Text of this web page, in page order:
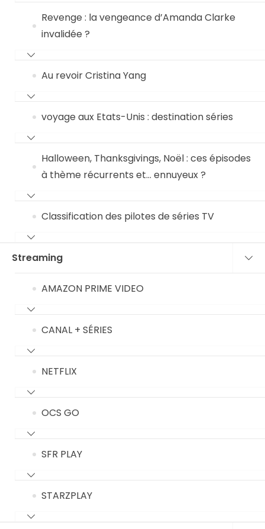
Revenge : la vengeance d’Amanda Clarke
invalidée ?
Au revoir Cristina Yang
voyage aux Etats-Unis : destination séries
Halloween, Thanksgivings, Noël : ces épisodes
à thème récurrents et… ennuyeux ?
Classification des pilotes de séries TV
Streaming
AMAZON PRIME VIDEO
CANAL + SÉRIES
NETFLIX
OCS GO
SFR PLAY
STARZPLAY